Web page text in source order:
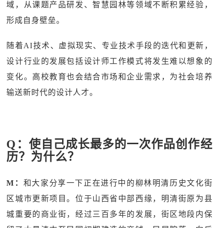
域，从课题产品研发、智慧园林等领域不断积累经验，
形成自身壁垒。
随着AI技术、虚拟现实、专业技术手段的迭代和更新，
设计行业的发展包括设计师工作模式将发生难以想象的
变化。高校教育也会结合市场和企业需求，为社会培养
输送新时代的设计人才。
Q：使自己成长最多的⼀次作品创作经
历？为什么？
M： 和大家分享一下正在进行中的柳林明清历史文化街
区城市更新项目。位于山西省中部西缘，明清街原为县
城重要的商业街，经过三百多年的发展，街区地段内保